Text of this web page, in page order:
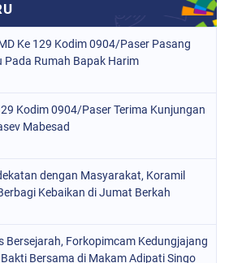
Ke 129 Kodim 0904/Paser Pasang
Pada Rumah Bapak Harim
Kodim 0904/Paser Terima Kunjungan
Mabesad
dengan Masyarakat, Koramil
Kebaikan di Jumat Berkah
Bersejarah, Forkopimcam Kedungjajang
Bersama di Makam Adipati Singo